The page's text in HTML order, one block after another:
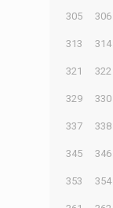
305 306
313 314
321 322
329 330
337 338
345 346
353 354